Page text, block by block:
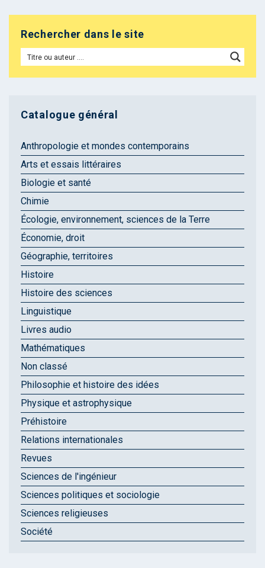
Rechercher dans le site
Catalogue général
Anthropologie et mondes contemporains
Arts et essais littéraires
Biologie et santé
Chimie
Écologie, environnement, sciences de la Terre
Économie, droit
Géographie, territoires
Histoire
Histoire des sciences
Linguistique
Livres audio
Mathématiques
Non classé
Philosophie et histoire des idées
Physique et astrophysique
Préhistoire
Relations internationales
Revues
Sciences de l'ingénieur
Sciences politiques et sociologie
Sciences religieuses
Société